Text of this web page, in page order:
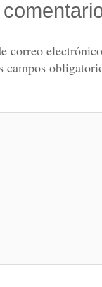
correo
campos